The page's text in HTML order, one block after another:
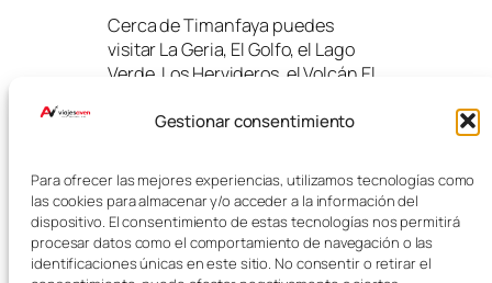
Gestionar consentimiento
Para ofrecer las mejores experiencias, utilizamos tecnologías como
las cookies para almacenar y/o acceder a la información del
dispositivo. El consentimiento de estas tecnologías nos permitirá
procesar datos como el comportamiento de navegación o las
identificaciones únicas en este sitio. No consentir o retirar el
Cerca de Timanfaya puedes
visitar La Geria, El Golfo, el Lago
Verde, Los Hervideros, el Volcán El
una de las mejores zonas para
Lanzarote.
Más
información: